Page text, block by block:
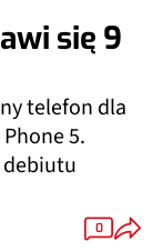
się 9
telefon dla
5.
0